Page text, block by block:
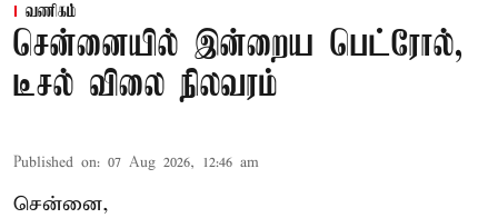
வணிகம்
சென்னையில் இன்றைய பெட்ரோல்,
டீசல் விலை நிலவரம்
Published on: 07 Aug 2026, 12:46 am
சென்னை,